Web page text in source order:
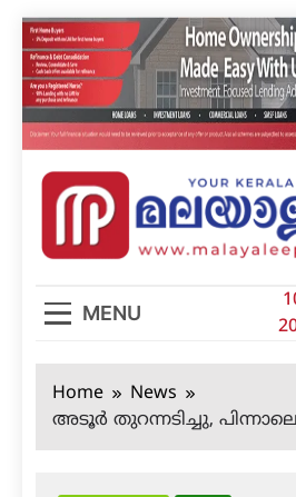
Skip
to
content
MENU
Home
News
അടൂര്‍ തുറന്നടിച്ചു,